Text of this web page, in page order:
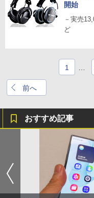
開始
－実売
ど
前へ
1
おすすめ記事